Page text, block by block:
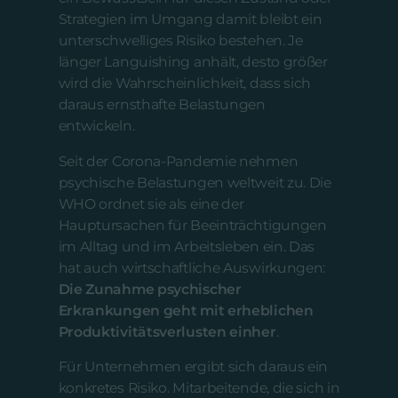
Strategien im Umgang damit bleibt ein
unterschwelliges Risiko bestehen. Je
länger Languishing anhält, desto größer
wird die Wahrscheinlichkeit, dass sich
daraus ernsthafte Belastungen
entwickeln.
Seit der Corona-Pandemie nehmen
psychische Belastungen weltweit zu. Die
WHO ordnet sie als eine der
Hauptursachen für Beeinträchtigungen
im Alltag und im Arbeitsleben ein. Das
hat auch wirtschaftliche Auswirkungen:
Die Zunahme psychischer
Erkrankungen geht mit erheblichen
Produktivitätsverlusten einher.
Für Unternehmen ergibt sich daraus ein
konkretes Risiko. Mitarbeitende, die sich in